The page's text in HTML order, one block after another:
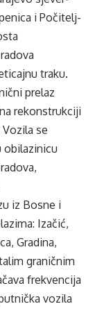
i Počitelj-
traku.
prelaz
rekonstrukciji
se
obilazinicu
iz Bosne i
Izačić,
Gradina,
graničnim
frekvencija
vozila